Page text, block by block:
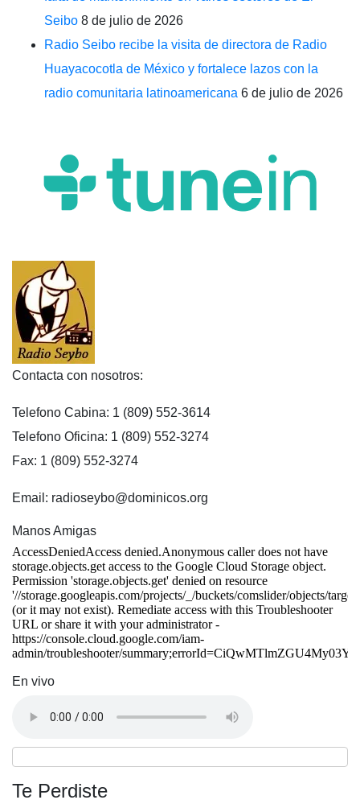
Seibo 8 de julio de 2026
Radio Seibo recibe la visita de directora de Radio
Huayacocotla de México y fortalece lazos con la
radio comunitaria latinoamericana 6 de julio de 2026
Contacta con nosotros:
Telefono Cabina: 1 (809) 552-3614
Telefono Oficina: 1 (809) 552-3274
Fax: 1 (809) 552-3274
Email: radioseybo@dominicos.org
Manos Amigas
En vivo
Te Perdiste